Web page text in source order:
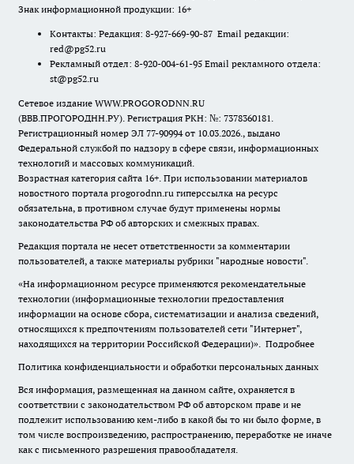
Знак информационной продукции: 16+
Контакты: Редакция: 8-927-669-90-87 Email редакции:
red@pg52.ru
Рекламный отдел: 8-920-004-61-95 Email рекламного отдела:
st@pg52.ru
Сетевое издание WWW.PROGORODNN.RU
(ВВВ.ПРОГОРОДНН.РУ). Регистрация РКН: №: 7378360181.
Регистрационный номер ЭЛ 77-90994 от 10.03.2026., выдано
Федеральной службой по надзору в сфере связи, информационных
технологий и массовых коммуникаций.
Возрастная категория сайта 16+. При использовании материалов
новостного портала progorodnn.ru гиперссылка на ресурс
обязательна, в противном случае будут применены нормы
законодательства РФ об авторских и смежных правах.
Редакция портала не несет ответственности за комментарии
пользователей, а также материалы рубрики "народные новости".
«На информационном ресурсе применяются рекомендательные
технологии (информационные технологии предоставления
информации на основе сбора, систематизации и анализа сведений,
относящихся к предпочтениям пользователей сети "Интернет",
находящихся на территории Российской Федерации)». Подробнее
Политика конфиденциальности и обработки персональных данных
Вся информация, размещенная на данном сайте, охраняется в
соответствии с законодательством РФ об авторском праве и не
подлежит использованию кем-либо в какой бы то ни было форме, в
том числе воспроизведению, распространению, переработке не иначе
как с письменного разрешения правообладателя.